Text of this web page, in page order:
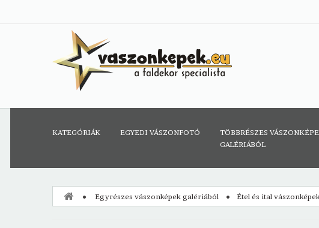
KATEGÓRIÁK EGYEDI VÁSZONFOTÓ
TÖBBRÉSZES
GALÉRIÁBÓL
Egyrészes vászonképek galériából Étel és ital